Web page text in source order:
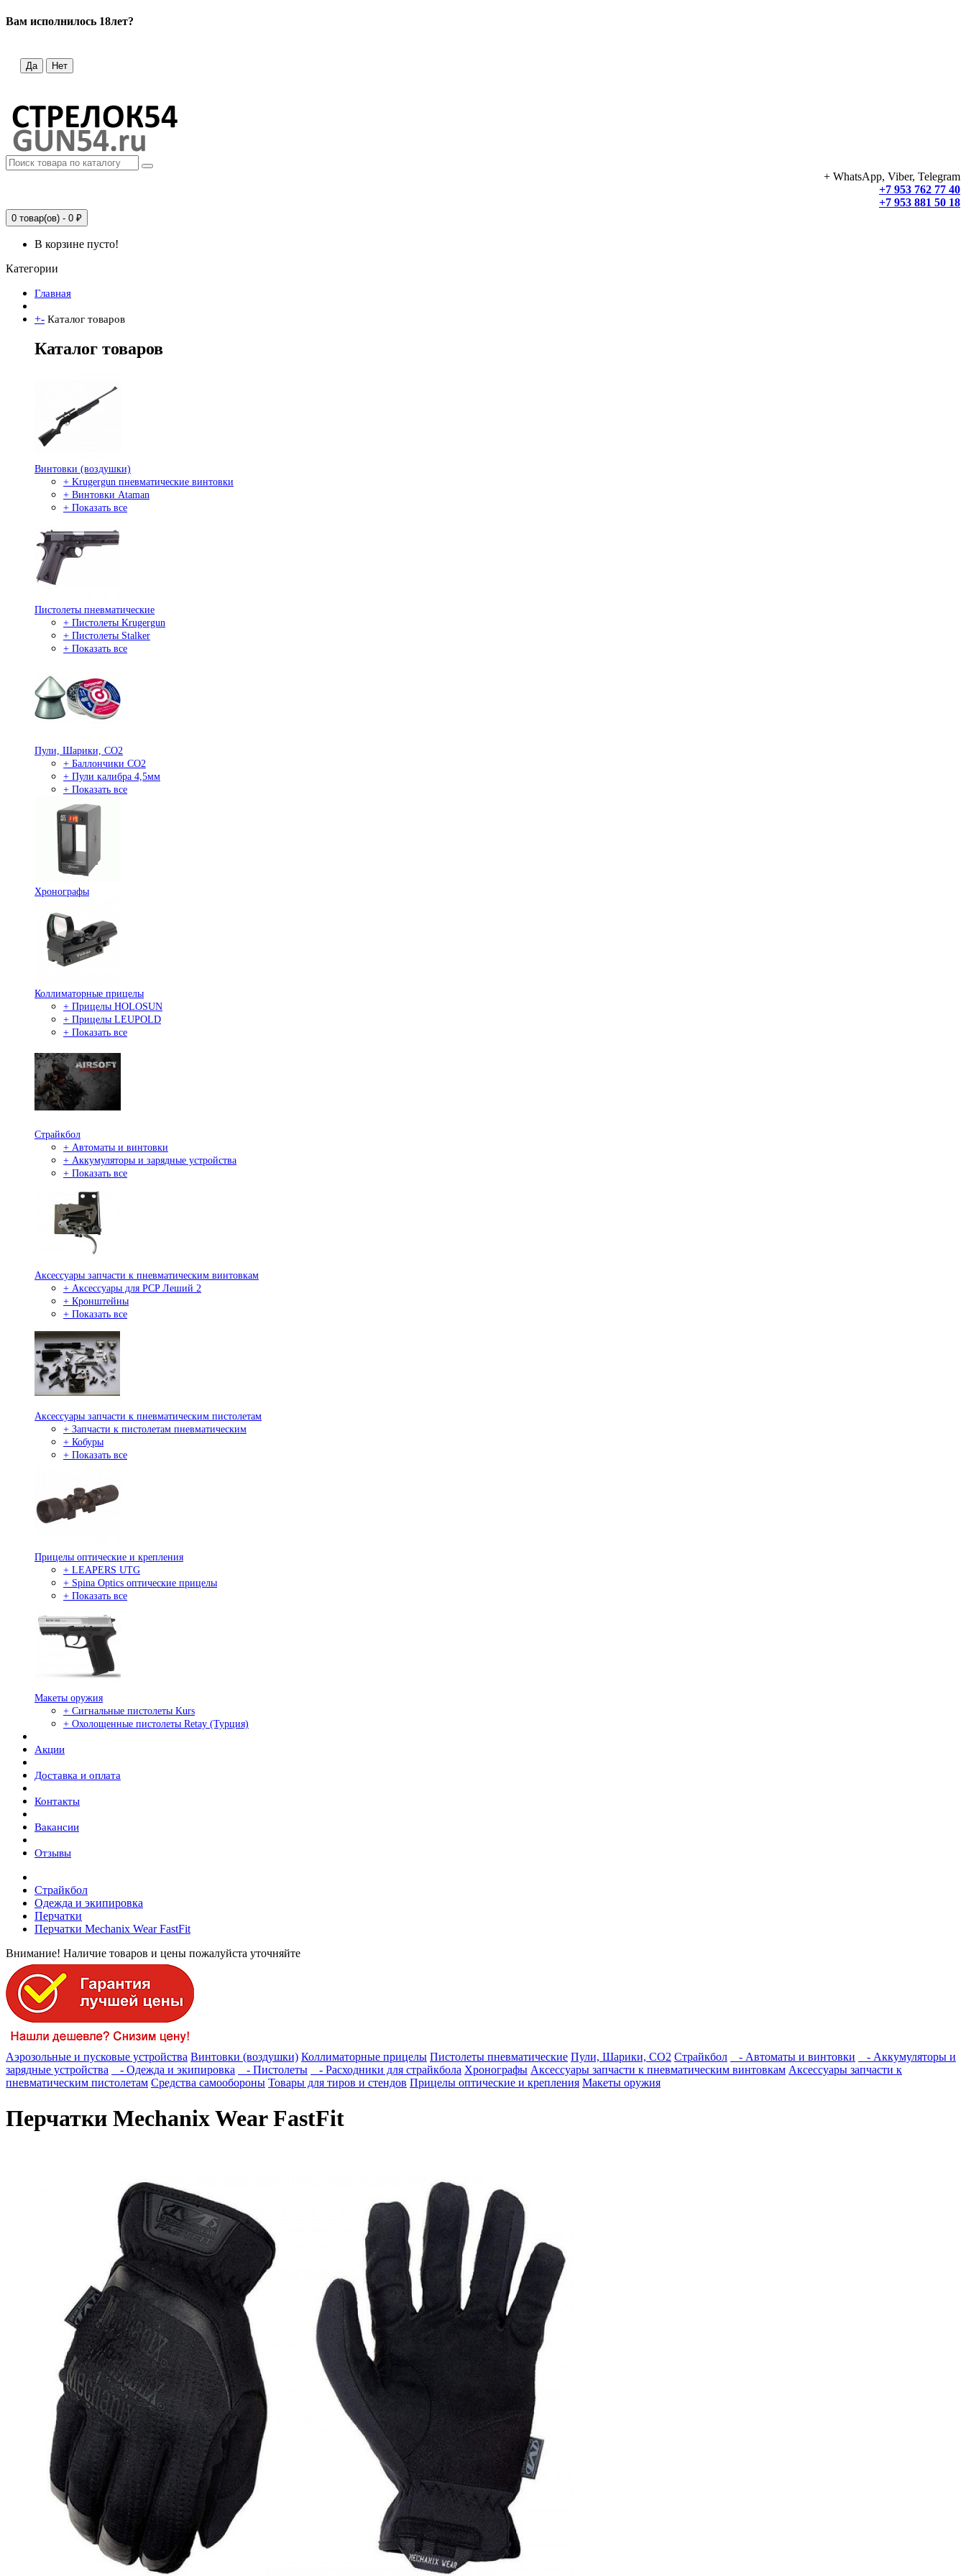
Вам исполнилось 18лет?
Да Нет
+ WhatsApp, Viber, Telegram
+7 953 762 77 40
+7 953 881 50 18
0 товар(ов) - 0 ₽
В корзине пусто!
Категории
Главная
+- Каталог товаров
Каталог товаров
Винтовки (воздушки)
+ Krugergun пневматические винтовки
+ Винтовки Ataman
+ Показать все
Пистолеты пневматические
+ Пистолеты Krugergun
+ Пистолеты Stalker
+ Показать все
Пули, Шарики, СО2
+ Баллончики СО2
+ Пули калибра 4,5мм
+ Показать все
Хронографы
Коллиматорные прицелы
+ Прицелы HOLOSUN
+ Прицелы LEUPOLD
+ Показать все
Страйкбол
+ Автоматы и винтовки
+ Аккумуляторы и зарядные устройства
+ Показать все
Аксессуары запчасти к пневматическим винтовкам
+ Аксессуары для PCP Леший 2
+ Кронштейны
+ Показать все
Аксессуары запчасти к пневматическим пистолетам
+ Запчасти к пистолетам пневматическим
+ Кобуры
+ Показать все
Прицелы оптические и крепления
+ LEAPERS UTG
+ Spina Optics оптические прицелы
+ Показать все
Макеты оружия
+ Сигнальные пистолеты Kurs
+ Охолощенные пистолеты Retay (Турция)
Акции
Доставка и оплата
Контакты
Вакансии
Отзывы
Страйкбол
Одежда и экипировка
Перчатки
Перчатки Mechanix Wear FastFit
Внимание! Наличие товаров и цены пожалуйста уточняйте
Аэрозольные и пусковые устройства Винтовки (воздушки) Коллиматорные прицелы Пистолеты пневматические Пули, Шарики, СО2 Страйкбол - Автоматы и винтовки
- Аккумуляторы и
зарядные устройства
- Одежда и экипировка - Пистолеты - Расходники для страйкбола Хронографы Аксессуары запчасти к пневматическим винтовкам Аксессуары запчасти к
пневматическим пистолетам Средства самообороны Товары для тиров и стендов Прицелы оптические и крепления Макеты оружия
Перчатки Mechanix Wear FastFit